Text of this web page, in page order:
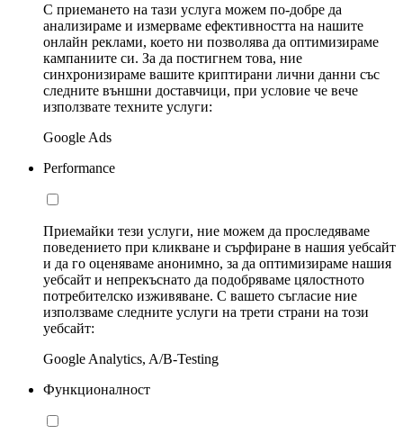
С приемането на тази услуга можем по-добре да
анализираме и измерваме ефективността на нашите
онлайн реклами, което ни позволява да оптимизираме
кампаниите си. За да постигнем това, ние
синхронизираме вашите криптирани лични данни със
следните външни доставчици, при условие че вече
използвате техните услуги:
Google Ads
Performance
Приемайки тези услуги, ние можем да проследяваме
поведението при кликване и сърфиране в нашия уебсайт
и да го оценяваме анонимно, за да оптимизираме нашия
уебсайт и непрекъснато да подобряваме цялостното
потребителско изживяване. С вашето съгласие ние
използваме следните услуги на трети страни на този
уебсайт:
Google Analytics, A/B-Testing
Функционалност